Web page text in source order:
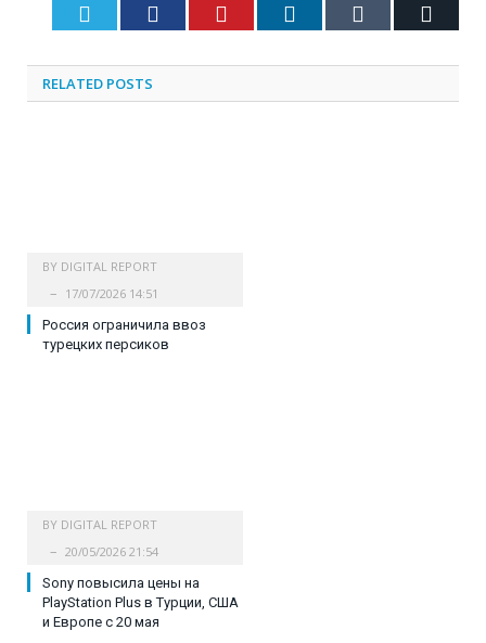
Twitter Facebook Pinterest LinkedIn Tumblr
RELATED POSTS
BY DIGITAL REPORT
17/07/2026 14:51
Россия ограничила ввоз
турецких персиков
BY DIGITAL REPORT
20/05/2026 21:54
Sony повысила цены на
PlayStation Plus в Турции, США
и Европе с 20 мая